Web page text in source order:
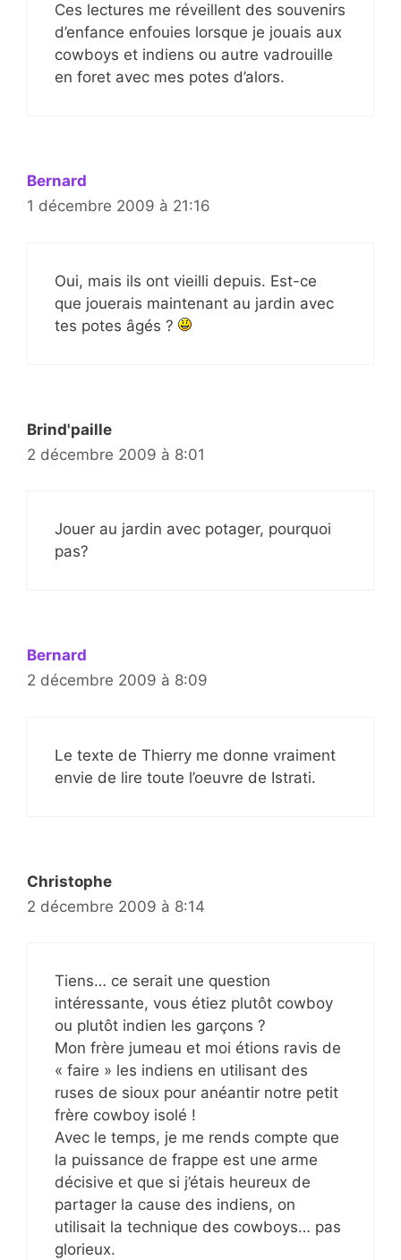
Ces lectures me réveillent des souvenirs
d’enfance enfouies lorsque je jouais aux
cowboys et indiens ou autre vadrouille
en foret avec mes potes d’alors.
Bernard
1 décembre 2009 à 21:16
Oui, mais ils ont vieilli depuis. Est-ce
que jouerais maintenant au jardin avec
tes potes âgés ?
Brind'paille
2 décembre 2009 à 8:01
Jouer au jardin avec potager, pourquoi
pas?
Bernard
2 décembre 2009 à 8:09
Le texte de Thierry me donne vraiment
envie de lire toute l’oeuvre de Istrati.
Christophe
2 décembre 2009 à 8:14
Tiens… ce serait une question
intéressante, vous étiez plutôt cowboy
ou plutôt indien les garçons ?
Mon frère jumeau et moi étions ravis de
« faire » les indiens en utilisant des
ruses de sioux pour anéantir notre petit
frère cowboy isolé !
Avec le temps, je me rends compte que
la puissance de frappe est une arme
décisive et que si j’étais heureux de
partager la cause des indiens, on
utilisait la technique des cowboys… pas
glorieux.